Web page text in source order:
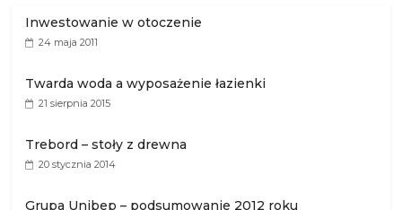
Inwestowanie w otoczenie
24 maja 2011
Twarda woda a wyposażenie łazienki
21 sierpnia 2015
Trebord – stoły z drewna
20 stycznia 2014
Grupa Unibep – podsumowanie 2012 roku